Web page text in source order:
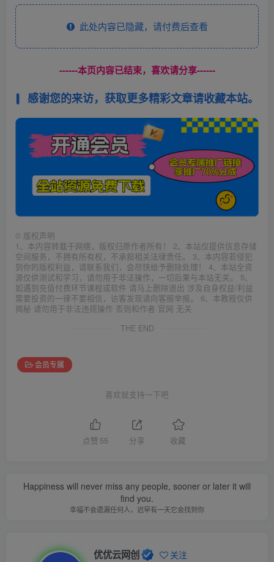
此处内容已隐藏，请付费后查看
------本页内容已结束，喜欢请分享------
感谢您的来访，获取更多精彩文章请收藏本站。
© 版权声明
1、本内容转载于网络，版权归原作者所有！ 2、本站仅提供信息存储
空间服务，不拥有所有权，不承担相关法律责任。 3、本内容若侵犯
到你的版权利益，请联系我们，会尽快给予删除处理！ 4、本站全资
源仅供测试和学习，请勿用于非法操作，一切后果与本站无关。 5、
如遇到充值付费环节课程或软件 请马上删除退出 涉及自身权益/利益
需要投资的一律不要相信，访客发现请向客服举报。 6、本教程仅供
揭秘 请勿用于非法违规操作 否则和作者 官网 无关
THE END
会员专属
喜欢就支持一下吧
点赞 55 分享 收藏
Happiness will never miss any people, sooner or later it will
find you.
幸福不会遗漏任何人，迟早有一天它会找到你
优优云网创 关注